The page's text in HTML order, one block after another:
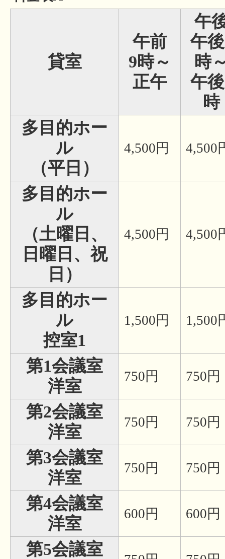
貸室
午前
9時～
正午
午
午
時
午
時
多目的ホー
ル
（平日）
4,500円 4,500
多目的ホー
ル
（土曜日、
日曜日、祝
日）
4,500円 4,500
多目的ホー
ル
控室1
1,500円 1,500
第1会議室
洋室
750円 750円
第2会議室
洋室
750円 750円
第3会議室
洋室
750円 750円
第4会議室
洋室
600円 600円
第5会議室